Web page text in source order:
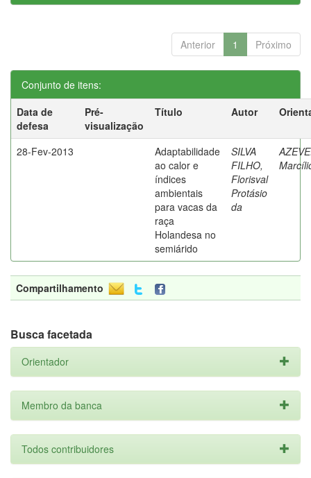
Anterior 1 Próximo
Conjunto de itens:
Data de
defesa
Pré-
visualização
Título Autor
28-Fev-2013
Adaptabilidade
ao calor e
índices
ambientais
para vacas da
raça
Holandesa no
semiárido
SILVA
FILHO,
Florisval
Protásio
da
Compartilhamento
Busca facetada
Orientador
Membro da banca
Todos contribuidores